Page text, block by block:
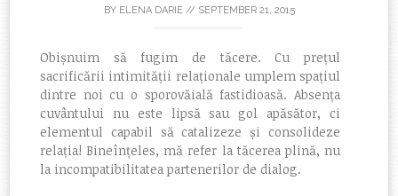
BY ELENA DARIE// SEPTEMBER 21, 2015
Obișnuim să fugim de tăcere. Cu prețul
sacrificării intimității relaționale umplem spațiul
dintre noi cu o sporovăială fastidioasă. Absența
cuvântului nu este lipsă sau gol apăsător, ci
elementul capabil să catalizeze și consolideze
relația! Bineînțeles, mă refer la tăcerea plină, nu
la incompatibilitatea partenerilor de dialog.